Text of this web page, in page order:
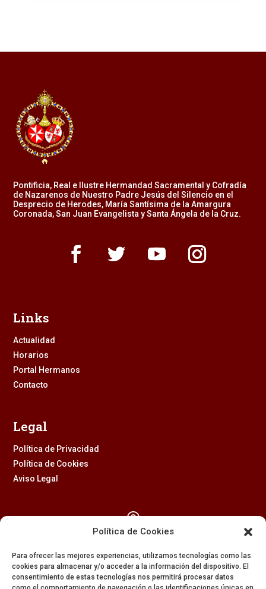
Política de Cookies
Para ofrecer las mejores experiencias, utilizamos tecnologías como las
cookies para almacenar y/o acceder a la información del dispositivo. El
consentimiento de estas tecnologías nos permitirá procesar datos
Pontificia, Real e Ilustre Hermandad Sacramental y Cofradía
de Nazarenos de Nuestro Padre Jesús del Silencio en el
Desprecio de Herodes, María Santísima de la Amargura
Coronada, San Juan Evangelista y Santa Ángela de la Cruz.
Links
Actualidad
Horarios
Portal Hermanos
Contacto
Legal
Política de Privacidad
Política de Cookies
Aviso Legal

954 229 437
